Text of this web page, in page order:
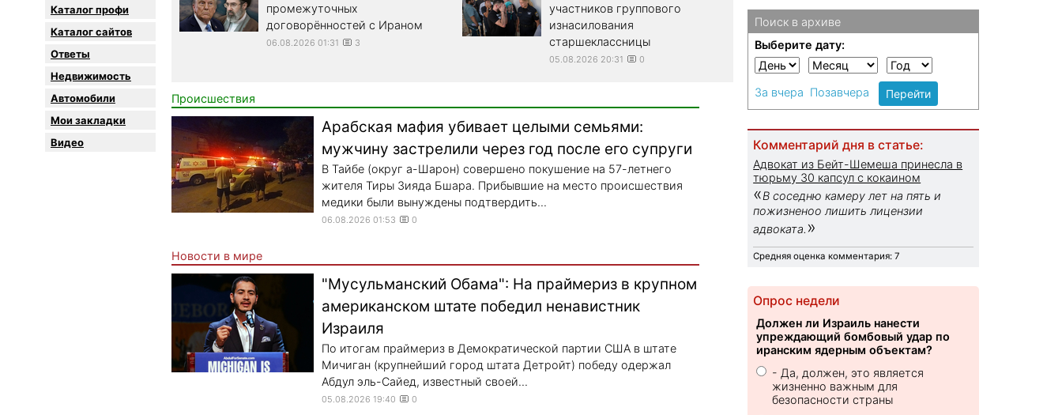
Каталог профи
Каталог сайтов
Oтветы
Недвижимость
Автомобили
Мои закладки
Видео
промежуточных
договорённостей с Ираном
06.08.2026 01:31 3
участников группового
изнасилования
старшеклассницы
05.08.2026 20:31 0
Происшествия
Арабская мафия убивает целыми семьями:
мужчину застрелили через год после его супруги
В Тайбе (округ а-Шарон) совершено покушение на 57-летнего
жителя Тиры Зияда Бшара. Прибывшие на место происшествия
медики были вынуждены подтвердить...
06.08.2026 01:53 0
Новости в мире
"Мусульманский Обама": На праймериз в крупном
американском штате победил ненавистник
Израиля
По итогам праймериз в Демократической партии США в штате
Мичиган (крупнейший город штата Детройт) победу одержал
Абдул эль-Сайед, известный своей...
05.08.2026 19:40 0
19:40 "Мусульманский Обама": На праймериз в
крупном американском штате победил
ненавистник Израиля
19:10 Иранская пресса издевается над
Трампом: увяз в собственной грязи
Заммэра в округе Шфела задержан за
сексуальные домогательства к подчиненным
16:37 ВВС Израиля возобновили бомбежки в
Южном Ливане
Останки неизвестного обнаружены на
пляже в районе Зихрон-Якова
15:45 Убийца адвоката Фельдмана отказался
14:21 Адвокат из Бейт-Шемеша принесла в
тюрьму 30 капсул с кокаином
13:43 Один из погибших в теракте в деревне
Тель пострадал от огня ЦАХАЛ
06:40 Источник: ближайшие советники
Трампа хотят мира с Ираном любой ценой
Поиск в архиве
Выберите дату:
За вчера Позавчера Перейти
Комментарий дня в статье:
Адвокат из Бейт-Шемеша принесла в
тюрьму 30 капсул с кокаином
«В соседню камеру лет на пять и
пожизненоо лишить лицензии
адвоката. »
Средняя оценка комментария: 7
Опрос недели
Должен ли Израиль нанести
упреждающий бомбовый удар по
иранским ядерным объектам?
- Да, должен, это является
жизненно важным для
безопасности страны